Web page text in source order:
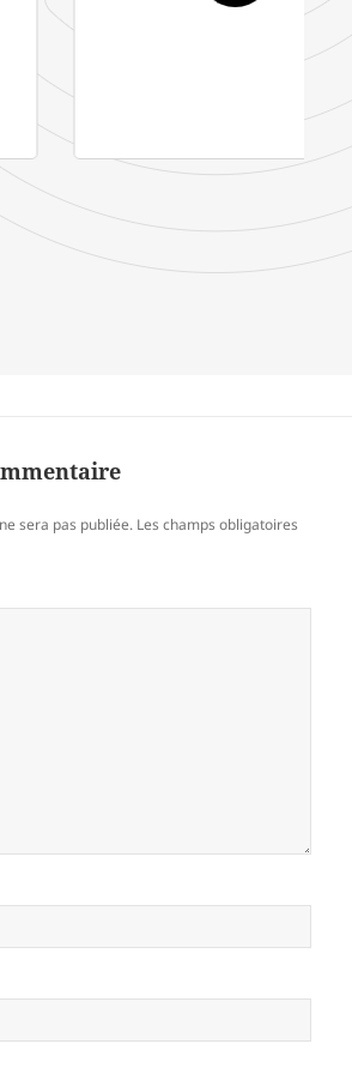
sera pas publiée. Les champs obligatoires